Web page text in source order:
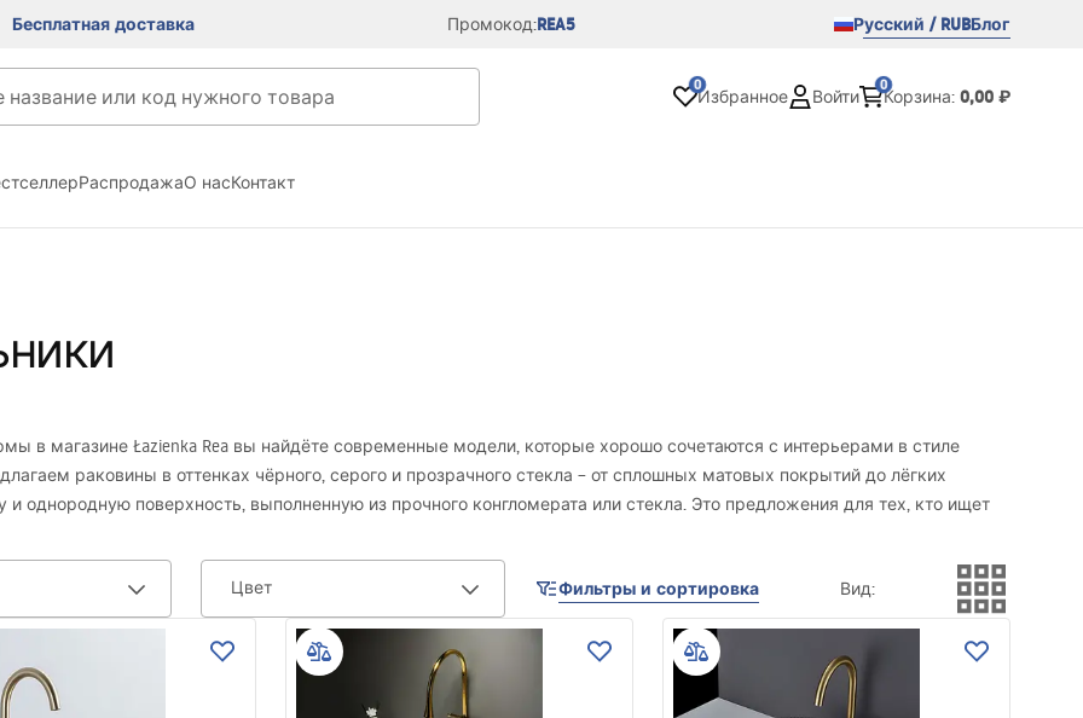
Бесплатная доставка Промокод:REA5 Русский / RUBБлог
0
Избранное Войти
0
Корзина: 0,00 ₽
РаспродажаО насКонтакт
в магазине Łazienka Rea вы найдёте современные модели, которые хорошо сочетаются с интерьерами в стиле
раковины в оттенках чёрного, серого и прозрачного стекла – от сплошных матовых покрытий до лёгких
поверхность, выполненную из прочного конгломерата или стекла. Это предложения для тех, кто ищет
Цвет Фильтры и сортировка Вид: